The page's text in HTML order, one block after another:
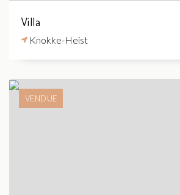
Villa
Knokke-Heist
VENDUE